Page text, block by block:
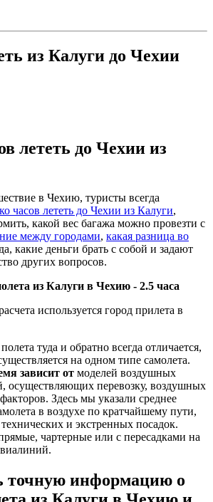
из Калуги до Чехии
лететь до Чехии из
в Чехию, туристы всегда
часов лететь до Чехии из Калуги,
какой вес багажа можно провезти с
между городами, какая разница во
какие деньги брать с собой и задают
других вопросов.
из Калуги в Чехию - 2.5 часа
используется город прилета в
туда и обратно всегда отличается,
на одном типе самолета.
зависит от моделей воздушных
осуществляющих перевозку, воздушных
Здесь мы указали среднее
в воздухе по кратчайшему пути,
технических и экстренных посадок.
чартерные или с пересадками на
точную информацию о